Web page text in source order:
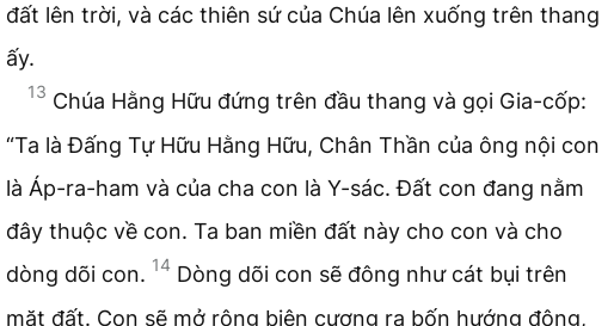
đất lên trời, và các thiên sứ của Chúa lên xuống trên thang
ấy.
13 Chúa Hằng Hữu đứng trên đầu thang và gọi Gia-cốp:
“Ta là Đấng Tự Hữu Hằng Hữu, Chân Thần của ông nội con
là Áp-ra-ham và của cha con là Y-sác. Đất con đang nằm
đây thuộc về con. Ta ban miền đất này cho con và cho
dòng dõi con. 14 Dòng dõi con sẽ đông như cát bụi trên
mặt đất. Con sẽ mở rộng biên cương ra bốn hướng đông,